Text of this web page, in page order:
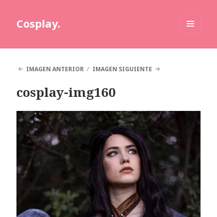
Cosplay.
IMAGEN ANTERIOR
IMAGEN SIGUIENTE
cosplay-img160